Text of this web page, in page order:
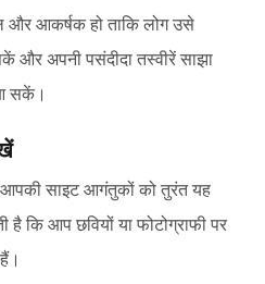
और आकर्षक हो ताकि लोग उसे
और अपनी पसंदीदा तस्वीरें साझा
सकें।
साइट आगंतुकों को तुरंत यह
है कि आप छवियों या फोटोग्राफी पर